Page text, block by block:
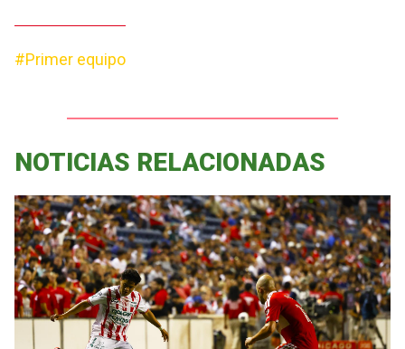
#Primer equipo
NOTICIAS RELACIONADAS